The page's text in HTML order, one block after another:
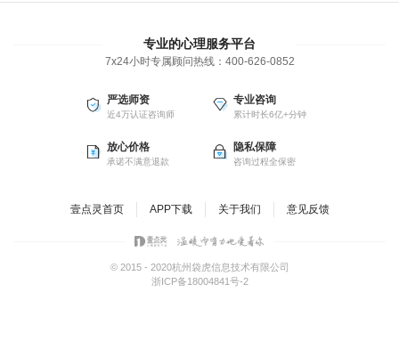
专业的心理服务平台
7x24小时专属顾问热线： 400-626-0852
严选师资
近4万认证咨询师
专业咨询
累计时长6亿+分钟
放心价格
承诺不满意退款
隐私保障
咨询过程全保密
壹点灵首页 APP下载 关于我们 意见反馈
© 2015 - 2020杭州袋虎信息技术有限公司
浙ICP备18004841号-2